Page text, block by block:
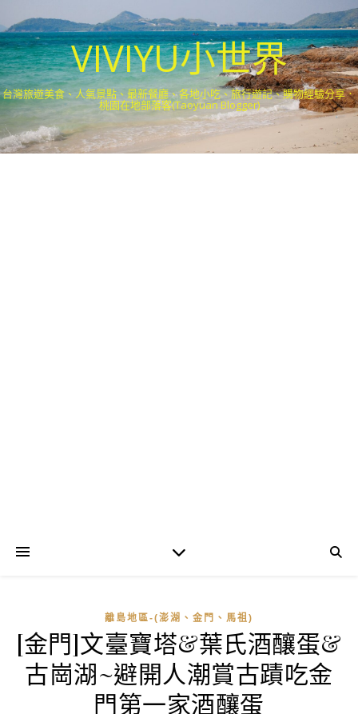
VIVIYU小世界
台灣旅遊美食、人氣景點、最新餐廳、各地小吃、旅行遊記、購物經驗分享．
桃園在地部落客(Taoyuan Blogger)
離島地區-(澎湖、金門、馬祖)
[金門]文臺寶塔&葉氏酒釀蛋&
古崗湖~避開人潮賞古蹟吃金
門第一家酒釀蛋